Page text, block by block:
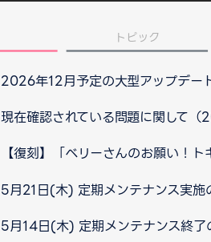
トピック
2026年12月予定の大型アップデー
現在確認されている問題に関して
【復刻】「ベリーさんのお願い！
5月21日(木) 定期メンテナンス実施
5月14日(木) 定期メンテナンス終了